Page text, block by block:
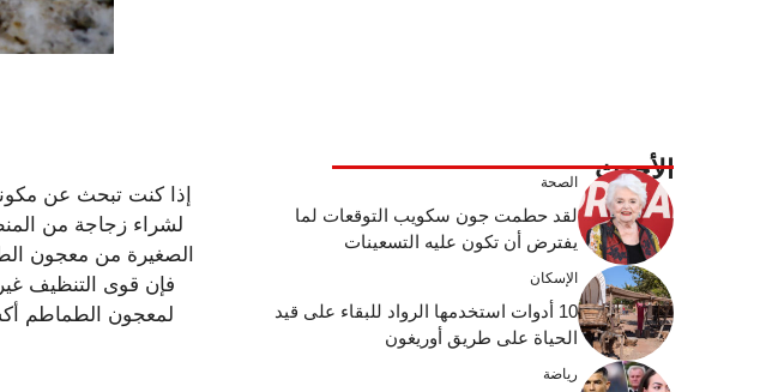
إذا كنت تبحث عن
لشراء زجاجة من
الصغيرة من معجون
لمعجون الطماطم
الأحدث الصحة
لقد حطمت جون سكويب التوقعات لما
يفترض أن تكون عليه التسعينات
الإسكان
10 أدوات استخدمها الرواد للبقاء على قيد
الحياة على طريق أوريغون
رياضة